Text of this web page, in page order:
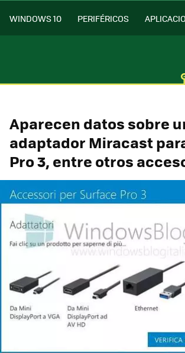
WINDOWS 10 PERIFÉRICOS
Aparecen datos sobre
adaptador Miracast
Pro 3, entre otros